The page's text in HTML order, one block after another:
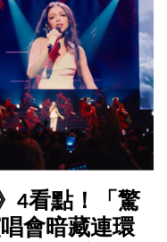
4看點！「驚
會暗藏連環